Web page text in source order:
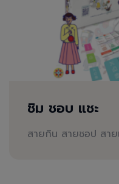
ชิม ชอบ แชะ
สายกิน สายชอป สา